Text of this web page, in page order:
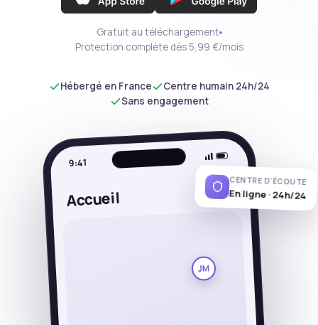
Gratuit au téléchargement
Protection complète dès 5,99 €/mois
Hébergé en France
Centre humain 24h/24
Sans engagement
CENTRE D'ÉCOUTE
En ligne · 24h/24
9:41
Accueil CL
JM